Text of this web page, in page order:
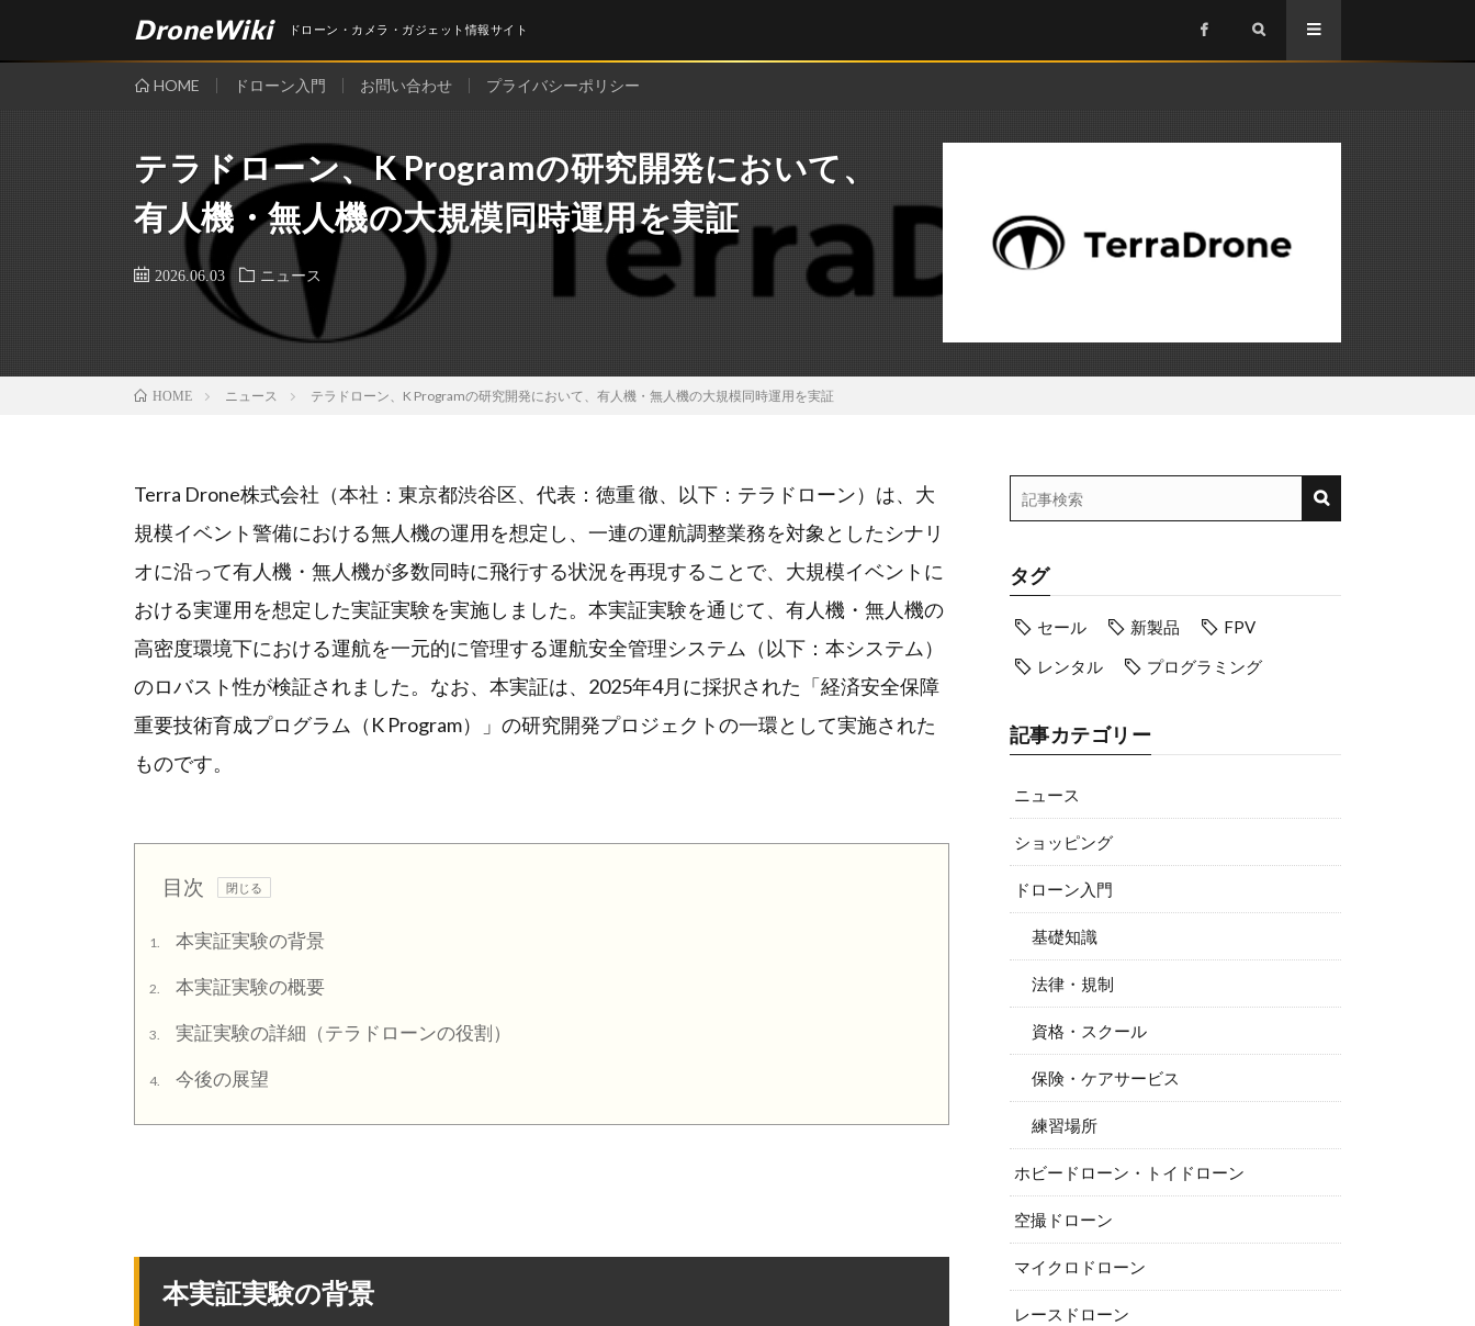
DroneWiki ドローン・カメラ・ガジェット情報サイト
HOME ドローン入門 お問い合わせ プライバシーポリシー
テラドローン、K Programの研究開発において、
有人機・無人機の大規模同時運用を実証
2026.06.03 ニュース
HOME ニュース テラドローン、K Programの研究開発において、有人機・無人機の大規模同時運用を実証
Terra Drone株式会社（本社：東京都渋谷区、代表：徳重 徹、以下：テラドローン）は、大
規模イベント警備における無人機の運用を想定し、一連の運航調整業務を対象としたシナリ
オに沿って有人機・無人機が多数同時に飛行する状況を再現することで、大規模イベントに
おける実運用を想定した実証実験を実施しました。本実証実験を通じて、有人機・無人機の
高密度環境下における運航を一元的に管理する運航安全管理システム（以下：本システム）
のロバスト性が検証されました。なお、本実証は、2025年4月に採択された「経済安全保障
重要技術育成プログラム（K Program）」の研究開発プロジェクトの一環として実施された
ものです。
目次
1. 本実証実験の背景
2. 本実証実験の概要
3. 実証実験の詳細（テラドローンの役割）
4. 今後の展望
本実証実験の背景
タグ
セール 新製品
FPV
レンタル
プログラミング
記事カテゴリー
ニュース
ショッピング
ドローン入門
基礎知識
法律・規制
資格・スクール
保険・ケアサービス
練習場所
ホビードローン・トイドローン
空撮ドローン
マイクロドローン
レースドローン